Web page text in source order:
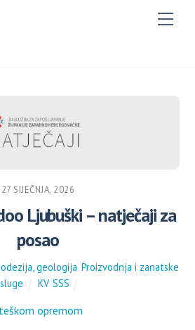
M
e
27 SIJEČNJA, 2026
Ljubuški – natječaji za
posao
geologija Proizvodnja i zanatske
KV, SSS
opremom